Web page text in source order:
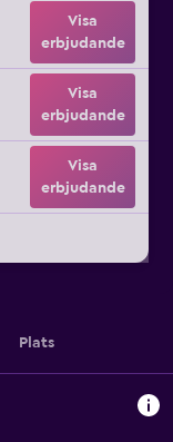
Visa
erbjudande
Visa
erbjudande
Visa
erbjudande
Plats